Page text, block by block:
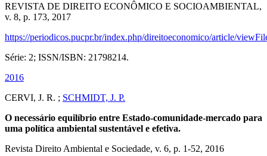
REVISTA DE DIREITO ECONÔMICO E SOCIOAMBIENTAL,
v. 8, p. 173, 2017
https://periodicos.pucpr.br/index.php/direitoeconomico/article/
Série: 2; ISSN/ISBN: 21798214.
2016
CERVI, J. R. ; SCHMIDT, J. P.
O necessário equilíbrio entre Estado-comunidade-mercado para
uma política ambiental sustentável e efetiva.
Revista Direito Ambiental e Sociedade, v. 6, p. 1-52, 2016